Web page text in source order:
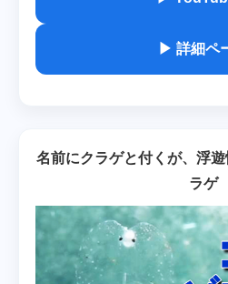
▶ 詳細ペ
名前にクラゲと付くが、浮
ラゲ